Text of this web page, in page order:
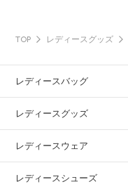
TOP レディースグッズ
レディースバッグ
レディースグッズ
レディースウェア
レディースシューズ